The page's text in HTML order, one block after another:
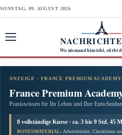
SONNTAG, 09. AUGUST 2026
Wo niemand hinsieht, stirbt
ANZEIGE · FRANCE PREMIUM ACADEMY
France Premium
Praxiswissen für Ihr Leben und Ihre
8 vollständige Kurse · ca. 3 bis 9 Std. 45
BONUSMATERIAL: Arbeitsbücher, Checklisten